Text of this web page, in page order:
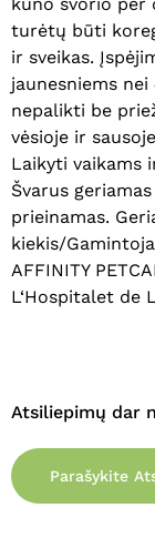
turėtų būti
ir sveikas.
jaunesniems
nepalikti be
vėsioje ir
Laikyti vaikams
Švarus
prieinamas.
kiekis/
AFFINITY
L‘Hospitalet de
Atsiliepimų dar
Parašykite